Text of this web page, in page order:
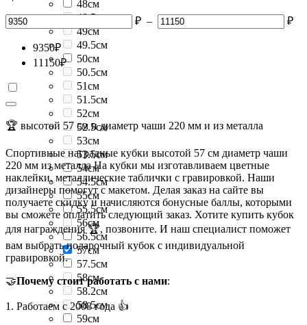
48см
48.5см
49см
49.5см
50см
50.5см
51см
51.5см
52см
52.5см
53см
53.5см
54см
54.5см
55см
55.5см
56см
56.5см
57см
57.5см
58см
58.2см
58.5см
59см
₽ – ₽
9350₽
11150₽
🏆 высотой 57 см и диаметр чаши 220 мм и из металла
Спортивные наградные кубки высотой 57 см диаметр чаши
220 мм из металла На кубки мы изготавливаем цветные
наклейки, металлические таблички с гравировкой. Наши
дизайнеры помогут с макетом. Делая заказ на сайте вы
получаете скидку и начисляются бонусные баллы, которыми
вы сможете оплатить следующий заказ. Хотите купить кубок
для награждения 🏆, позвоните. И наш специалист поможет
вам выбрать подарочный кубок с индивидуальной
гравировкой.
🤝Почему стоит работать с нами:
1. Работаем с 2008 года 👍